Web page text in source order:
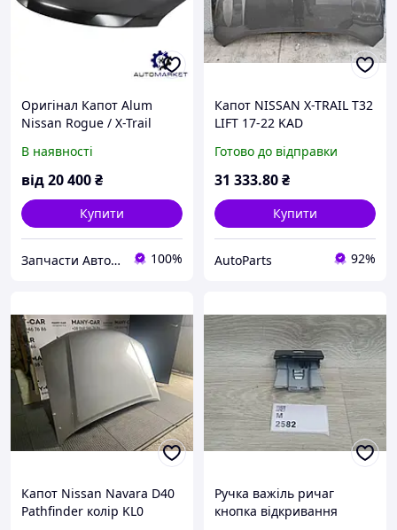
Оригінал Капот Alum
Nissan Rogue / X-Trail
/ Ікс-Трайл)
В наявності
від20 400₴
Купити
Запчасти Автомаркет™ 100%
Капот NISSAN X-TRAIL T32
LIFT 17-22 KAD
Готово до відправки
31 333.80₴
Купити
AutoParts 92%
Капот Nissan Navara D40
Pathfinder колір KL0
Ручка важіль ричаг
кнопка відкривання